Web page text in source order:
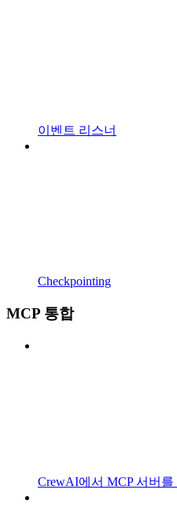
이벤트 리스너
Checkpointing
MCP 통합
CrewAI에서 MCP 서버를